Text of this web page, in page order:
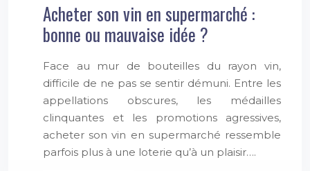
Acheter son vin en supermarché :
bonne ou mauvaise idée ?
Face au mur de bouteilles du rayon vin,
difficile de ne pas se sentir démuni. Entre les
appellations obscures, les médailles
clinquantes et les promotions agressives,
acheter son vin en supermarché ressemble
parfois plus à une loterie qu’à un plaisir….